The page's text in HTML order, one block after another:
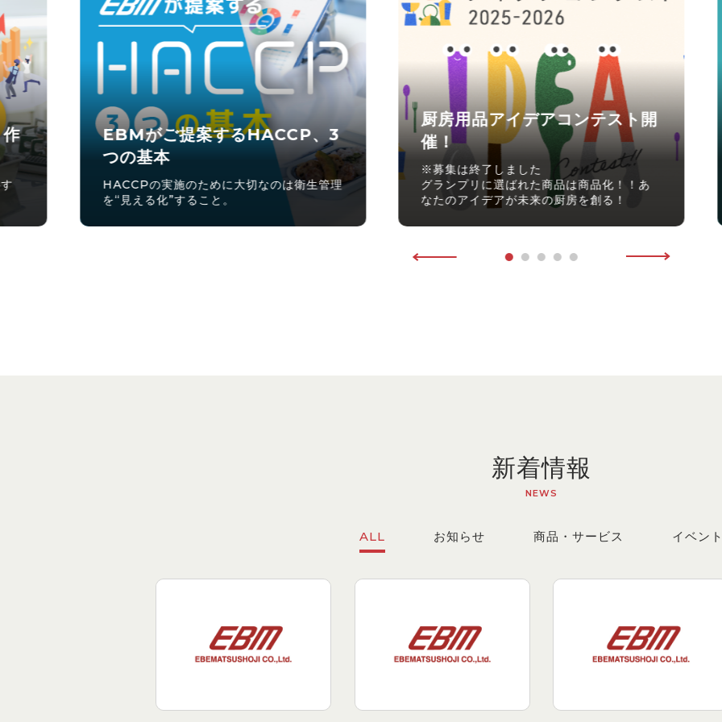
3
理
厨房用品アイデアコンテスト開
催！
※募集は終了しました
グランプリに選ばれた商品は商品化！！あ
なたのアイデアが未来の厨房を創る！
さあ、始めよう！開業・開店準
備！！
初めてでも安心！便利な開店備品リストで
備品購入をトータルでサポート！
新着情報
NEWS
ALL お知らせ 商品・サービス イベン